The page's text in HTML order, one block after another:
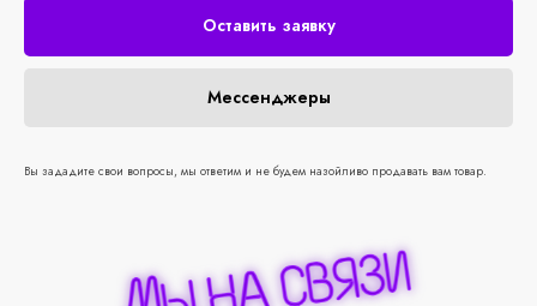
Оставить заявку
Мессенджеры
Вы зададите свои вопросы, мы ответим и не будем назойливо продавать вам товар.